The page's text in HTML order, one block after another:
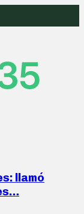
llamó